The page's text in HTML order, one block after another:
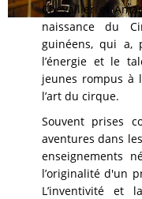
Chevallier et
naissance du
guinéens, qui a,
l’énergie et le
jeunes rompus à
l’art du cirque.
Souvent prises
aventures dans
enseignements
l’originalité d'un
L’inventivité et